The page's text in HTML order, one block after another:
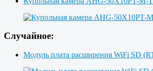
Случайное:
Модуль плата расширения WiFi SD